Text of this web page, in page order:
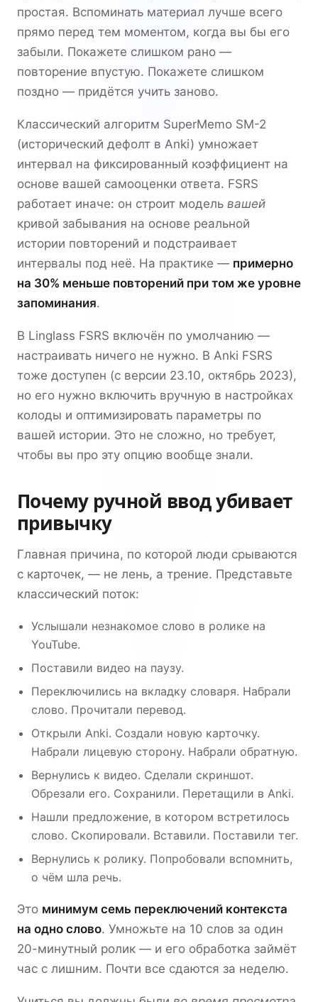
простая. Вспоминать материал лучше всего
прямо перед тем моментом, когда вы бы его
забыли. Покажете слишком рано —
повторение впустую. Покажете слишком
поздно — придётся учить заново.
Классический алгоритм SuperMemo SM-2
(исторический дефолт в Anki) умножает
интервал на фиксированный коэффициент на
основе вашей самооценки ответа. FSRS
работает иначе: он строит модель вашей
кривой забывания на основе реальной
истории повторений и подстраивает
интервалы под неё. На практике — примерно
на 30% меньше повторений при том же уровне
запоминания.
В Linglass FSRS включён по умолчанию —
настраивать ничего не нужно. В Anki FSRS
тоже доступен (с версии 23.10, октябрь 2023),
но его нужно включить вручную в настройках
колоды и оптимизировать параметры по
вашей истории. Это не сложно, но требует,
чтобы вы про эту опцию вообще знали.
Почему ручной ввод убивает
привычку
Главная причина, по которой люди срываются
с карточек, — не лень, а трение. Представьте
классический поток:
Услышали незнакомое слово в ролике на
YouTube.
Поставили видео на паузу.
Переключились на вкладку словаря. Набрали
слово. Прочитали перевод.
Открыли Anki. Создали новую карточку.
Набрали лицевую сторону. Набрали обратную.
Вернулись к видео. Сделали скриншот.
Обрезали его. Сохранили. Перетащили в Anki.
Нашли предложение, в котором встретилось
слово. Скопировали. Вставили. Поставили тег.
Вернулись к ролику. Попробовали вспомнить,
о чём шла речь.
Это минимум семь переключений контекста
на одно слово. Умножьте на 10 слов за один
20-минутный ролик — и его обработка займёт
час с лишним. Почти все сдаются за неделю.